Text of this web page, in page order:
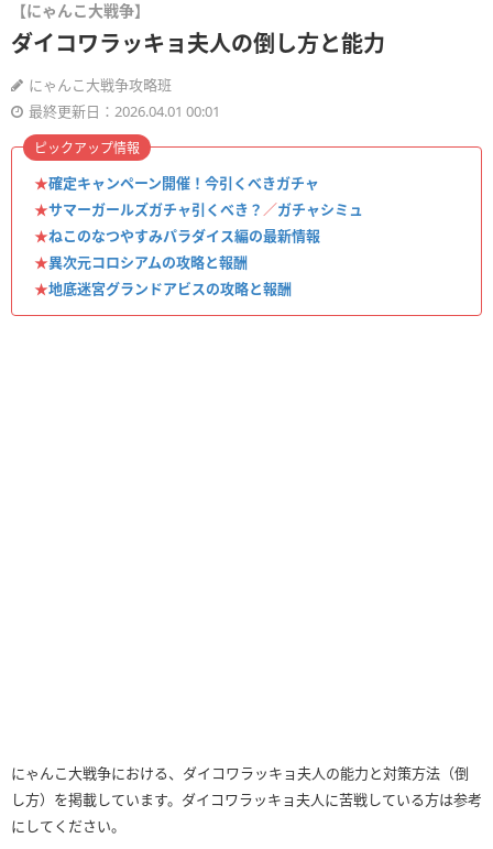
【にゃんこ大戦争】
ダイコワラッキョ夫人の倒し方と能力
にゃんこ大戦争攻略班
最終更新日：2026.04.01 00:01
★確定キャンペーン開催！今引くべきガチャ
★サマーガールズガチャ引くべき？ ／ガチャシミュ
★ねこのなつやすみパラダイス編の最新情報
★異次元コロシアムの攻略と報酬
★地底迷宮グランドアビスの攻略と報酬
ピックアップ情報
にゃんこ大戦争における、ダイコワラッキョ夫人の能力と対策方法（倒
し方）を掲載しています。ダイコワラッキョ夫人に苦戦している方は参考
にしてください。